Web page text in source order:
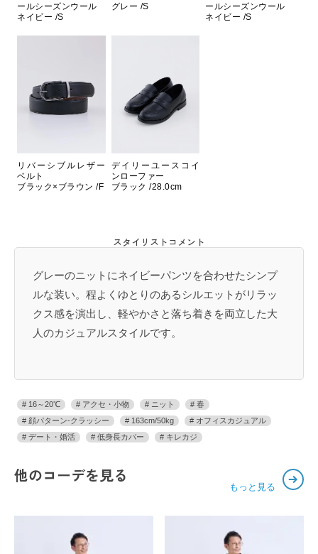
ールシーズンウール
ネイビー /S
グレー /S
ールシーズンウール
ネイビー /S
リバーシブルレザー
ベルト
ブラック×ブラウン /F
デイリーユースコイ
ンローファー
ブラック /28.0cm
スタイリストコメント
グレーのニットにネイビーパンツを合わせたシンプ
ルな装い。程よくゆとりのあるシルエットがリラッ
クス感を演出し、軽やかさと落ち着きを両立した大
人のカジュアルスタイルです。
16～20℃ アクセ・小物 ニット
春
顔パターン-クラッシー
163cm/50kg
オフィスカジュアル
デート・婚活
低身長カバー キレカジ
他のコーデを見る
もっと見る